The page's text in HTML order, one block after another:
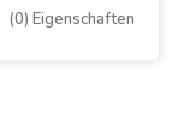
(0) Eigenschaften